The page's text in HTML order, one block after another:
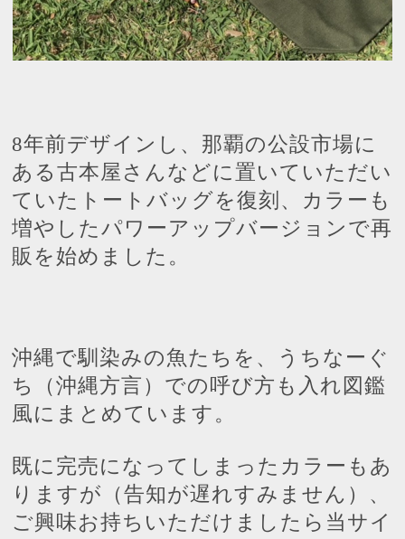
8年前デザインし、那覇の公設市場に
ある古本屋さんなどに置いていただい
ていたトートバッグを復刻、カラーも
増やしたパワーアップバージョンで再
販を始めました。
沖縄で馴染みの魚たちを、うちなーぐ
ち（沖縄方言）での呼び方も入れ図鑑
風にまとめています。
既に完売になってしまったカラーもあ
りますが（告知が遅れすみません）、
ご興味お持ちいただけましたら当サイ